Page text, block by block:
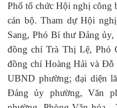
Phổ tổ chức Hội nghị công
cán bộ. Tham dự Hội
Sang, Phó Bí thư Đảng
đồng chí Trà Thị Lệ, Phó
đồng chí Hoàng Hải và
UBND phường; đại diện
Đảng ủy phường, Văn